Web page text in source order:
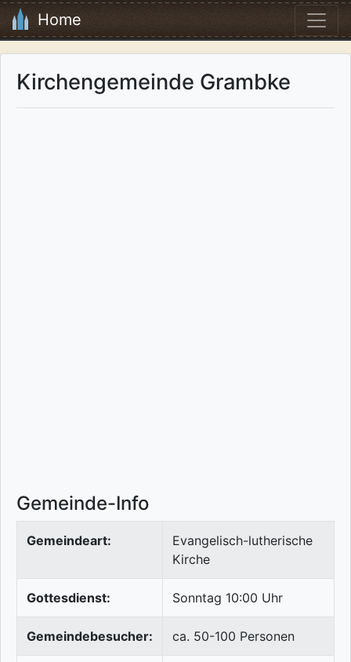
Home
Kirchengemeinde Grambke
Gemeinde-Info
Gemeindeart:
Evangelisch-lutherische
Kirche
Gottesdienst: Sonntag 10:00 Uhr
Gemeindebesucher: ca. 50-100 Personen